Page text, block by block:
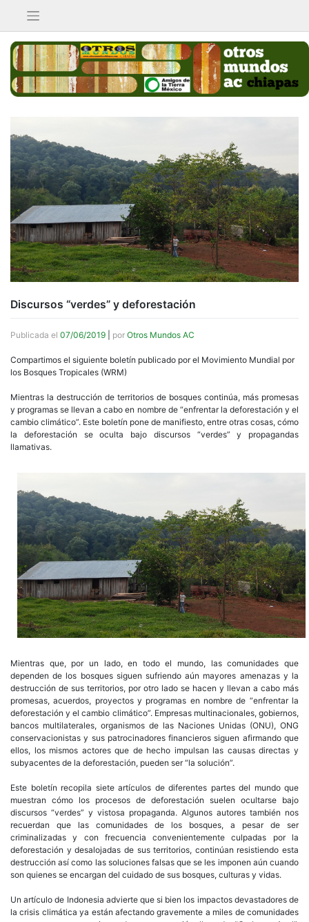
contenido
Discursos “verdes” y deforestación
Publicada el 07/06/2019 por Otros Mundos AC
Compartimos el siguiente boletín publicado por el Movimiento Mundial por
los Bosques Tropicales (WRM)
Mientras la destrucción de territorios de bosques continúa, más promesas
y programas se llevan a cabo en nombre de “enfrentar la deforestación y el
cambio climático”. Este boletín pone de manifiesto, entre otras cosas, cómo
la deforestación se oculta bajo discursos “verdes” y propagandas
llamativas.
Mientras que, por un lado, en todo el mundo, las comunidades que
dependen de los bosques siguen sufriendo aún mayores amenazas y la
destrucción de sus territorios, por otro lado se hacen y llevan a cabo más
promesas, acuerdos, proyectos y programas en nombre de “enfrentar la
deforestación y el cambio climático”. Empresas multinacionales, gobiernos,
bancos multilaterales, organismos de las Naciones Unidas (ONU), ONG
conservacionistas y sus patrocinadores financieros siguen afirmando que
ellos, los mismos actores que de hecho impulsan las causas directas y
subyacentes de la deforestación, pueden ser “la solución”.
Este boletín recopila siete artículos de diferentes partes del mundo que
muestran cómo los procesos de deforestación suelen ocultarse bajo
discursos “verdes” y vistosa propaganda. Algunos autores también nos
recuerdan que las comunidades de los bosques, a pesar de ser
criminalizadas y con frecuencia convenientemente culpadas por la
deforestación y desalojadas de sus territorios, continúan resistiendo esta
destrucción así como las soluciones falsas que se les imponen aún cuando
son quienes se encargan del cuidado de sus bosques, culturas y vidas.
Un artículo de Indonesia advierte que si bien los impactos devastadores de
la crisis climática ya están afectando gravemente a miles de comunidades